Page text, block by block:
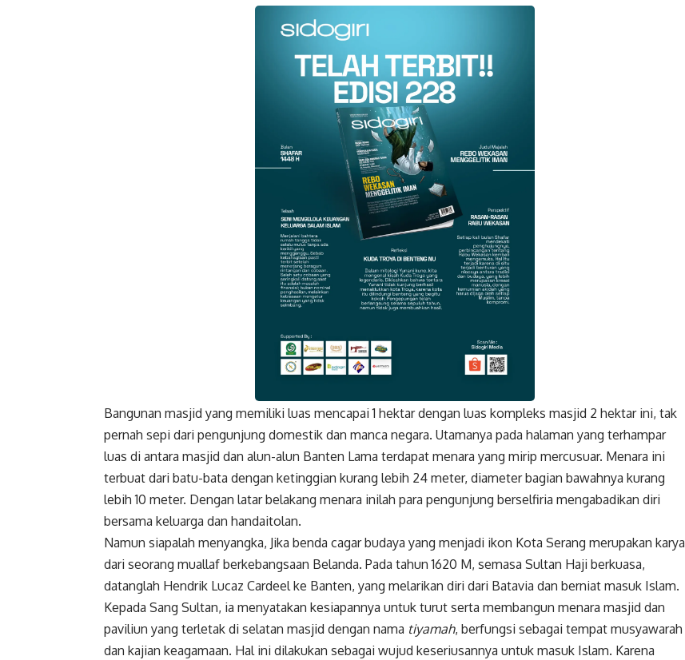
Facebook
Gmail
Facebook Twitter Gmail
Bangunan masjid yang memiliki luas mencapai 1 hektar dengan luas kompleks masjid 2 hektar ini, tak
pernah sepi dari pengunjung domestik dan manca negara. Utamanya pada halaman yang terhampar
luas di antara masjid dan alun-alun Banten Lama terdapat menara yang mirip mercusuar. Menara ini
terbuat dari batu-bata dengan ketinggian kurang lebih 24 meter, diameter bagian bawahnya kurang
lebih 10 meter. Dengan latar belakang menara inilah para pengunjung berselfiria mengabadikan diri
bersama keluarga dan handaitolan.
Namun siapalah menyangka, Jika benda cagar budaya yang menjadi ikon Kota Serang merupakan karya
dari seorang muallaf berkebangsaan Belanda. Pada tahun 1620 M, semasa Sultan Haji berkuasa,
datanglah Hendrik Lucaz Cardeel ke Banten, yang melarikan diri dari Batavia dan berniat masuk Islam.
Kepada Sang Sultan, ia menyatakan kesiapannya untuk turut serta membangun menara masjid dan
paviliun yang terletak di selatan masjid dengan nama tiyamah, berfungsi sebagai tempat musyawarah
dan kajian keagamaan. Hal ini dilakukan sebagai wujud keseriusannya untuk masuk Islam. Karena